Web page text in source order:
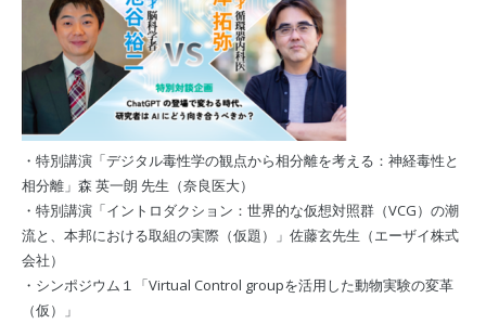
・特別講演「デジタル毒性学の観点から相分離を考える：神経毒性と
相分離」森 英一朗 先生（奈良医大）
・特別講演「イントロダクション：世界的な仮想対照群（VCG）の潮
流と、本邦における取組の実際（仮題）」佐藤玄先生（エーザイ株式
会社）
・シンポジウム１「Virtual Control groupを活用した動物実験の変革
（仮）」